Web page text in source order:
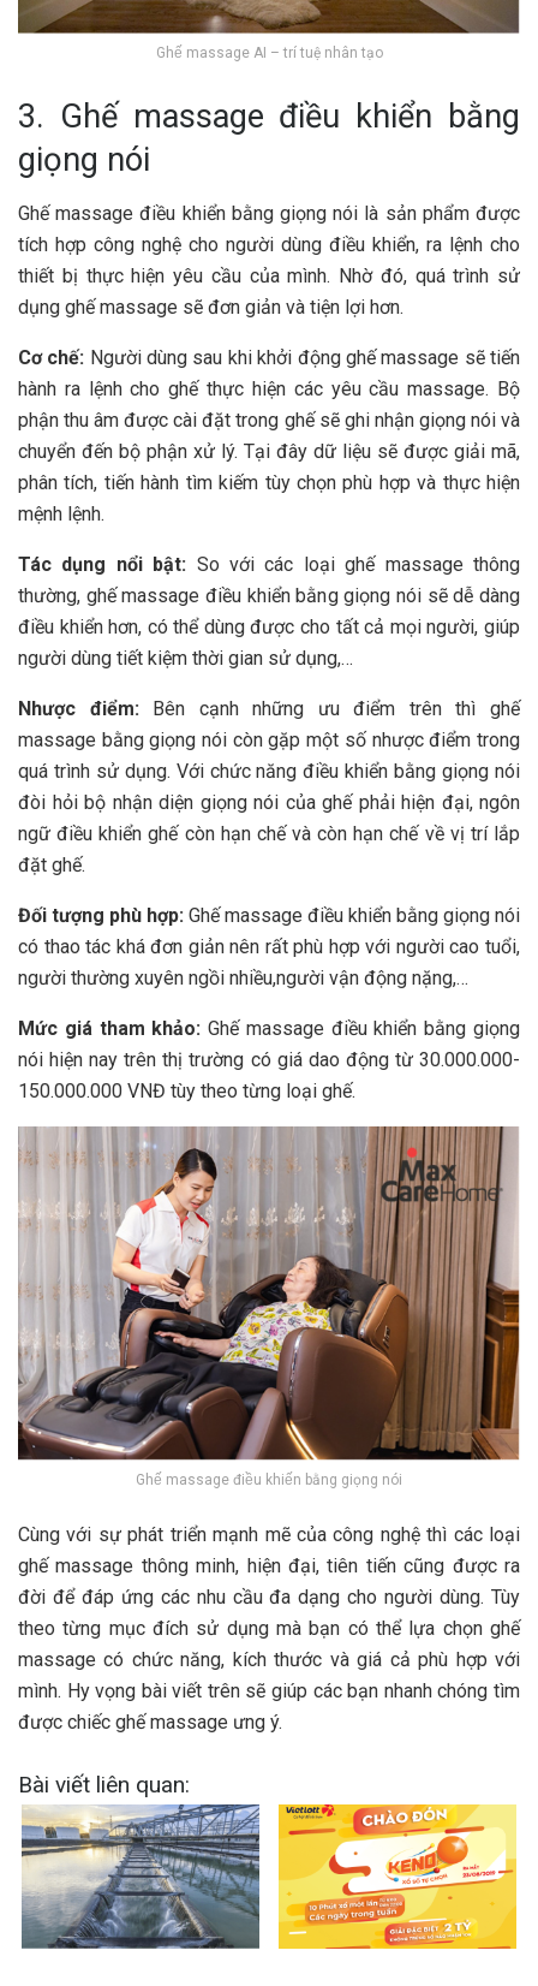
Ghế massage AI – trí tuệ nhân tạo
3. Ghế massage điều khiển bằng
giọng nói
Ghế massage điều khiển bằng giọng nói là sản phẩm được
tích hợp công nghệ cho người dùng điều khiển, ra lệnh cho
thiết bị thực hiện yêu cầu của mình. Nhờ đó, quá trình sử
dụng ghế massage sẽ đơn giản và tiện lợi hơn.
Cơ chế: Người dùng sau khi khởi động ghế massage sẽ tiến
hành ra lệnh cho ghế thực hiện các yêu cầu massage. Bộ
phận thu âm được cài đặt trong ghế sẽ ghi nhận giọng nói và
chuyển đến bộ phận xử lý. Tại đây dữ liệu sẽ được giải mã,
phân tích, tiến hành tìm kiếm tùy chọn phù hợp và thực hiện
mệnh lệnh.
Tác dụng nổi bật: So với các loại ghế massage thông
thường, ghế massage điều khiển bằng giọng nói sẽ dễ dàng
điều khiển hơn, có thể dùng được cho tất cả mọi người, giúp
người dùng tiết kiệm thời gian sử dụng,…
Nhược điểm: Bên cạnh những ưu điểm trên thì ghế
massage bằng giọng nói còn gặp một số nhược điểm trong
quá trình sử dụng. Với chức năng điều khiển bằng giọng nói
đòi hỏi bộ nhận diện giọng nói của ghế phải hiện đại, ngôn
ngữ điều khiển ghế còn hạn chế và còn hạn chế về vị trí lắp
đặt ghế.
Đối tượng phù hợp: Ghế massage điều khiển bằng giọng nói
có thao tác khá đơn giản nên rất phù hợp với người cao tuổi,
người thường xuyên ngồi nhiều,người vận động nặng,…
Mức giá tham khảo: Ghế massage điều khiển bằng giọng
nói hiện nay trên thị trường có giá dao động từ 30.000.000-
150.000.000 VNĐ tùy theo từng loại ghế.
Ghế massage điều khiến bằng giọng nói
Cùng với sự phát triển mạnh mẽ của công nghệ thì các loại
ghế massage thông minh, hiện đại, tiên tiến cũng được ra
đời để đáp ứng các nhu cầu đa dạng cho người dùng. Tùy
theo từng mục đích sử dụng mà bạn có thể lựa chọn ghế
massage có chức năng, kích thước và giá cả phù hợp với
mình. Hy vọng bài viết trên sẽ giúp các bạn nhanh chóng tìm
được chiếc ghế massage ưng ý.
Bài viết liên quan: